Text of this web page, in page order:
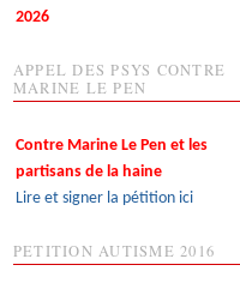
2026
APPEL DES PSYS CONTRE
MARINE LE PEN
Contre Marine Le Pen et les
partisans de la haine
Lire et signer la pétition ici
PETITION AUTISME 2016